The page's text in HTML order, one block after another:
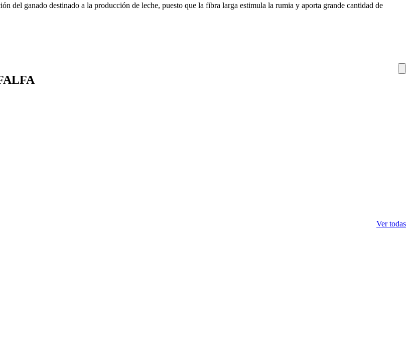
del ganado destinado a la producción de leche, puesto que la fibra larga estimula la rumia y aporta grande cantidad de
Ver todas